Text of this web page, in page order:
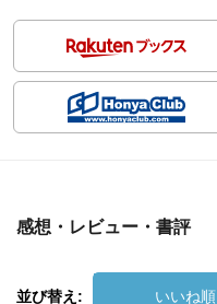
感想・レビュー・書評
並び替え: いいね順